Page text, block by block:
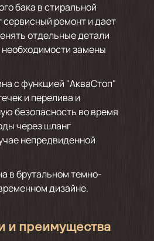
бака в стиральной
ремонт и дает
отдельные детали
необходимости замены
с функцией "АкваСтоп"
и перелива и
безопасность во время
через шланг
непредвиденной
в брутальном темно-
дизайне.
и преимущества